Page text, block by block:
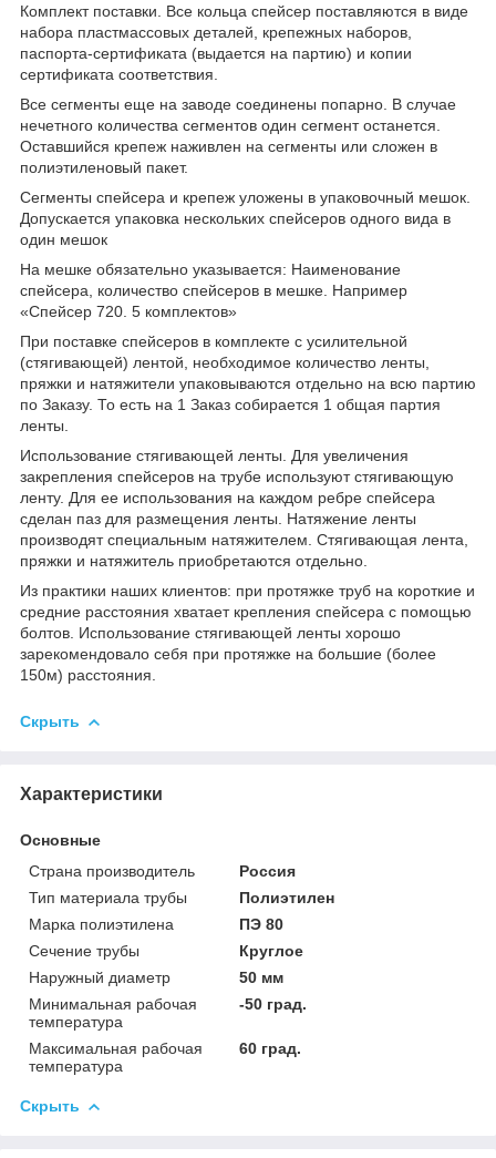
Комплект поставки. Все кольца спейсер поставляются в виде
набора пластмассовых деталей, крепежных наборов,
паспорта-сертификата (выдается на партию) и копии
сертификата соответствия.
Все сегменты еще на заводе соединены попарно. В случае
нечетного количества сегментов один сегмент останется.
Оставшийся крепеж наживлен на сегменты или сложен в
полиэтиленовый пакет.
Сегменты спейсера и крепеж уложены в упаковочный мешок.
Допускается упаковка нескольких спейсеров одного вида в
один мешок
На мешке обязательно указывается: Наименование
спейсера, количество спейсеров в мешке. Например
«Спейсер 720. 5 комплектов»
При поставке спейсеров в комплекте с усилительной
(стягивающей) лентой, необходимое количество ленты,
пряжки и натяжители упаковываются отдельно на всю партию
по Заказу. То есть на 1 Заказ собирается 1 общая партия
ленты.
Использование стягивающей ленты. Для увеличения
закрепления спейсеров на трубе используют стягивающую
ленту. Для ее использования на каждом ребре спейсера
сделан паз для размещения ленты. Натяжение ленты
производят специальным натяжителем. Стягивающая лента,
пряжки и натяжитель приобретаются отдельно.
Из практики наших клиентов: при протяжке труб на короткие и
средние расстояния хватает крепления спейсера с помощью
болтов. Использование стягивающей ленты хорошо
зарекомендовало себя при протяжке на большие (более
150м) расстояния.
Скрыть
Характеристики
Основные
Страна производитель
Россия
Тип материала трубы
Полиэтилен
Марка полиэтилена
ПЭ 80
Сечение трубы
Круглое
Наружный диаметр
50 мм
Минимальная рабочая
температура
-50 град.
Максимальная рабочая
температура
60 град.
Скрыть